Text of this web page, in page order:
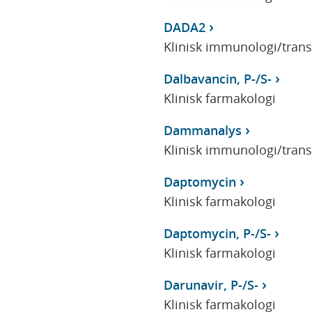
DADA2
Klinisk immunologi/
Dalbavancin, P-/S-
Klinisk farmakologi
Dammanalys
Klinisk immunologi/
Daptomycin
Klinisk farmakologi
Daptomycin, P-/S-
Klinisk farmakologi
Darunavir, P-/S-
Klinisk farmakologi